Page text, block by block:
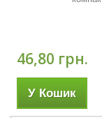
46,80 грн.
У Кошик